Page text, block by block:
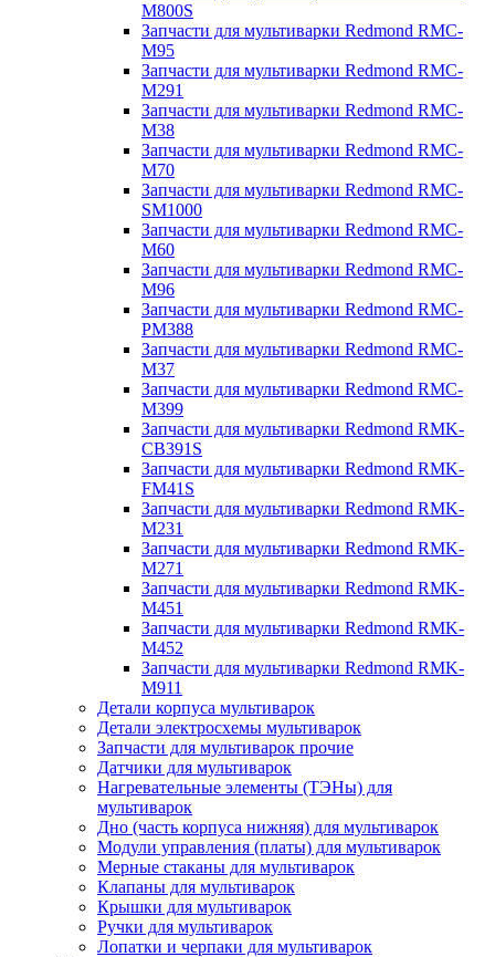
M800S
Запчасти для мультиварки Redmond RMC-
M95
Запчасти для мультиварки Redmond RMC-
M291
Запчасти для мультиварки Redmond RMC-
M38
Запчасти для мультиварки Redmond RMC-
M70
Запчасти для мультиварки Redmond RMC-
SM1000
Запчасти для мультиварки Redmond RMC-
M60
Запчасти для мультиварки Redmond RMC-
M96
Запчасти для мультиварки Redmond RMC-
PM388
Запчасти для мультиварки Redmond RMC-
M37
Запчасти для мультиварки Redmond RMC-
M399
Запчасти для мультиварки Redmond RMK-
CB391S
Запчасти для мультиварки Redmond RMK-
FM41S
Запчасти для мультиварки Redmond RMK-
M231
Запчасти для мультиварки Redmond RMK-
M271
Запчасти для мультиварки Redmond RMK-
M451
Запчасти для мультиварки Redmond RMK-
M452
Запчасти для мультиварки Redmond RMK-
M911
Детали корпуса мультиварок
Детали электросхемы мультиварок
Запчасти для мультиварок прочие
Датчики для мультиварок
Нагревательные элементы (ТЭНы) для
мультиварок
Дно (часть корпуса нижняя) для мультиварок
Модули управления (платы) для мультиварок
Мерные стаканы для мультиварок
Клапаны для мультиварок
Крышки для мультиварок
Ручки для мультиварок
Лопатки и черпаки для мультиварок